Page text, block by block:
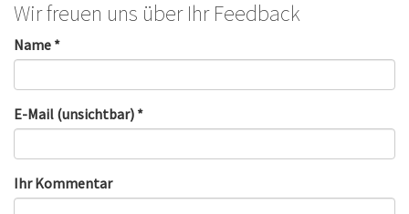
Wir freuen uns über Ihr Feedback
Name *
E-Mail (unsichtbar) *
Ihr Kommentar